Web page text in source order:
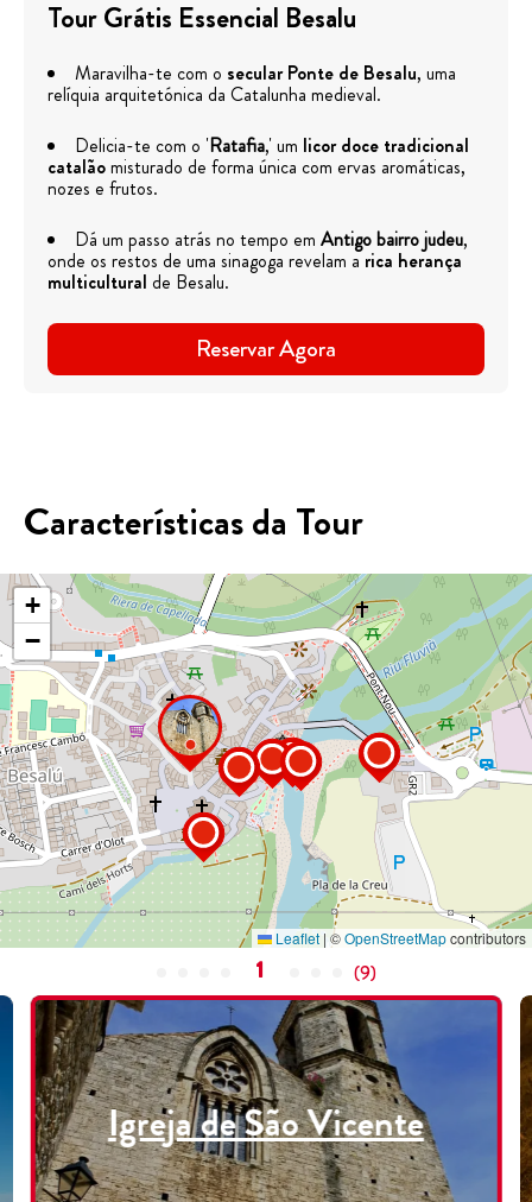
Tour Grátis Essencial Besalu
Maravilha-te com o secularPonte de Besalu, uma
relíquia arquitetónica da Catalunha medieval.
Delicia-te com o 'Ratafia,' um licor doce tradicional
catalãomisturado de forma única com ervas aromáticas,
nozes e frutos.
Dá um passo atrás no tempo em Antigo bairro judeu,
onde os restos de uma sinagoga revelam arica herança
multicultural de Besalu.
Reservar Agora
Características da Tour
+
−
Leaflet | ©OpenStreetMapcontributors
1 (9)
Igreja de São Vicente